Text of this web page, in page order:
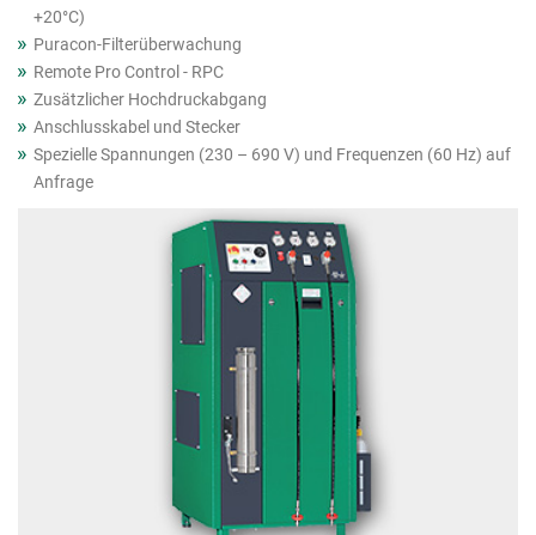
+20°C)
Puracon-Filterüberwachung
Remote Pro Control - RPC
Zusätzlicher Hochdruckabgang
Anschlusskabel und Stecker
Spezielle Spannungen (230 – 690 V) und Frequenzen (60 Hz) auf
Anfrage